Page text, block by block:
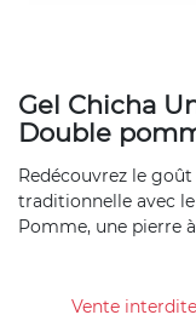
Gel Chicha
Double
Redécouvrez le
traditionnelle avec
Pomme, une pierre
Vente